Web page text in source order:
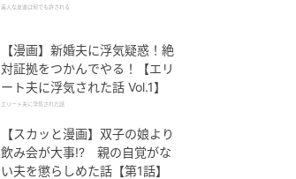
美人な友達は何でも許される
【漫画】新婚夫に浮気疑惑！絶
対証拠をつかんでやる！【エリ
ート夫に浮気された話 Vol.1】
エリート夫に浮気された話
【スカッと漫画】双子の娘より
飲み会が大事!? 親の自覚がな
い夫を懲らしめた話【第1話】